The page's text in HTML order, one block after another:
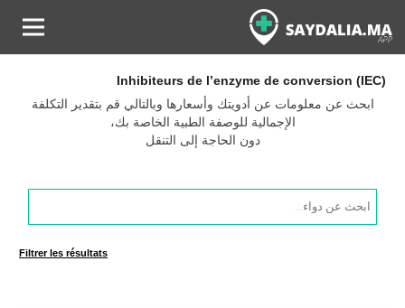
Inhibiteurs de l’enzyme de conversion (IEC)
ابحث عن معلومات عن أدويتك وأسعارها وبالتالي قم بتقدير التكلفة
الإجمالية للوصفة الطبية الخاصة بك،
دون الحاجة إلى التنقل
Products
search
Filtrer les résultats